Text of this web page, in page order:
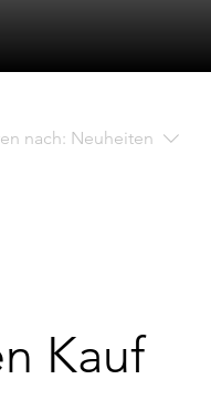
nach: Neuheiten
Kauf